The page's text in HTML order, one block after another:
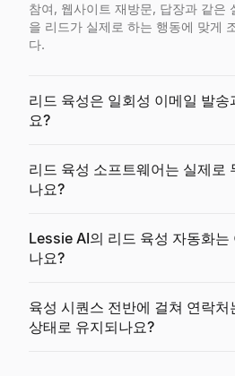
참여, 웹사이트 재방문, 답장과 같은
을 리드가 실제로 하는 행동에 맞게
다.
리드 육성은 일회성 이메일 발
요?
리드 육성 소프트웨어는 실제로
나요?
Lessie AI의 리드 육성 자동화는
나요?
육성 시퀀스 전반에 걸쳐 연락처
상태로 유지되나요?